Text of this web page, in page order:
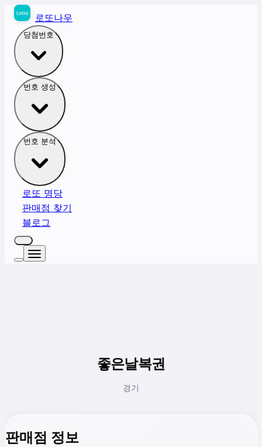
로또나우
당첨번호
번호 생성
번호 분석
로또 명당
판매점 찾기
블로그
좋은날복권
경기
판매점 정보